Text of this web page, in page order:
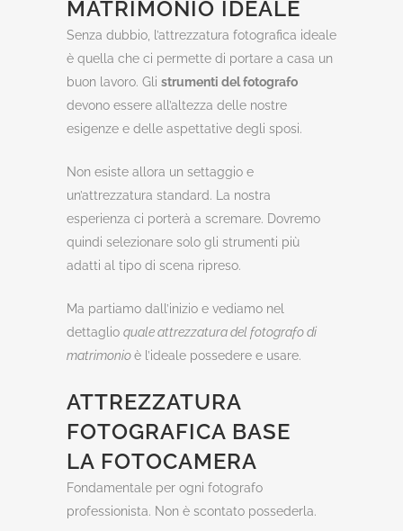
MATRIMONIO IDEALE
Senza dubbio, l’attrezzatura fotografica ideale
è quella che ci permette di portare a casa un
buon lavoro. Gli strumenti del fotografo
devono essere all’altezza delle nostre
esigenze e delle aspettative degli sposi.
Non esiste allora un settaggio e
un’attrezzatura standard. La nostra
esperienza ci porterà a scremare. Dovremo
quindi selezionare solo gli strumenti più
adatti al tipo di scena ripreso.
Ma partiamo dall’inizio e vediamo nel
dettaglio quale attrezzatura del fotografo di
matrimonioè l’ideale possedere e usare.
ATTREZZATURA
FOTOGRAFICA BASE
LA FOTOCAMERA
Fondamentale per ogni fotografo
professionista. Non è scontato possederla.